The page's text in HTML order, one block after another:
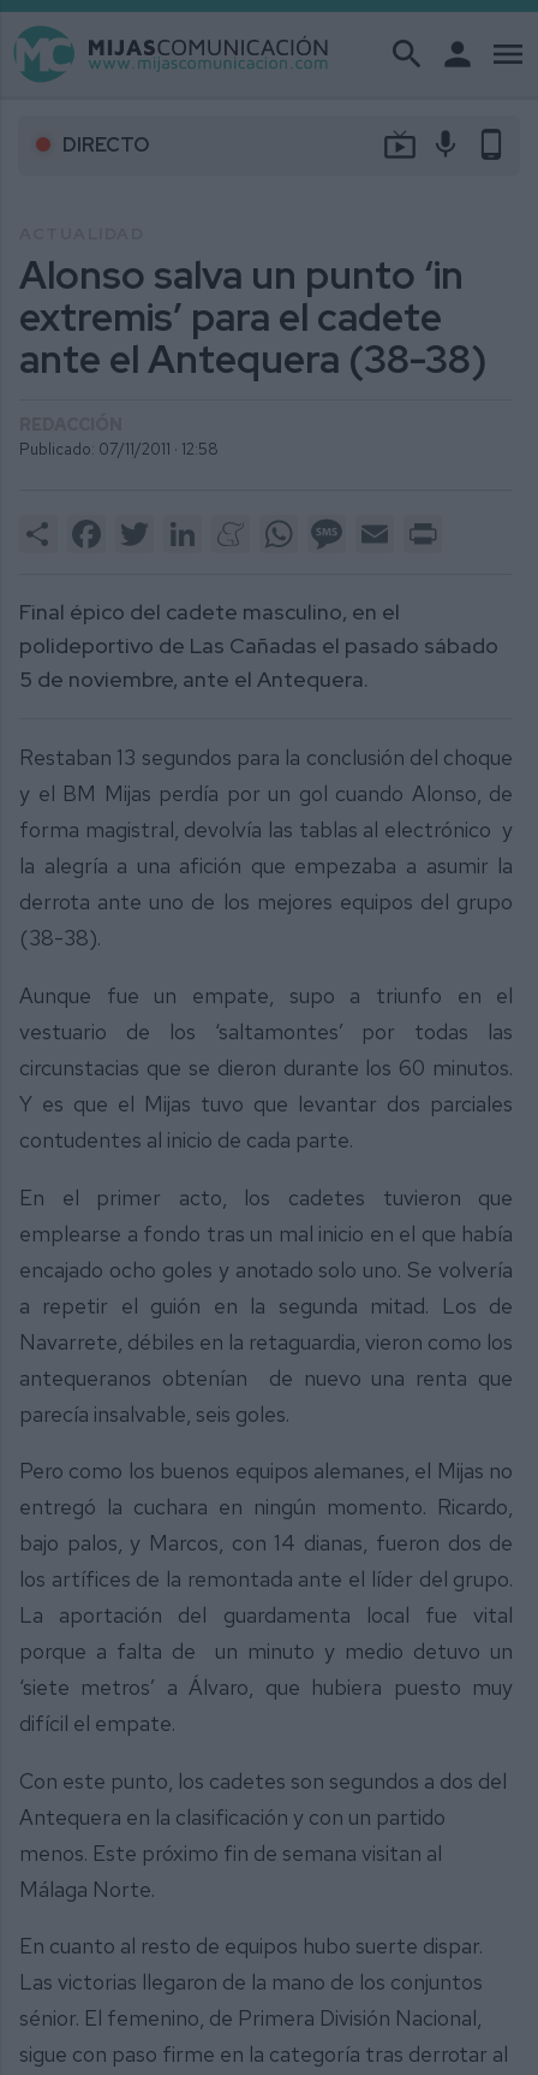
search person menu
DIRECTO live_tv mic phone_android
Alonso salva un punto ‘in
extremis’ para el cadete
ante el Antequera (38-38)
Publicado: 07/11/2011 · 12:58
Share FacebookTwitter LinkedInMeneameWhatsAppMessage
Email
Final épico del cadete masculino, en el
polideportivo de Las Cañadas el pasado sábado
5 de noviembre, ante el Antequera.
Restaban 13 segundos para la conclusión del choque
y el BM Mijas perdía por un gol cuando Alonso, de
forma magistral, devolvía las tablas al electrónico y
la alegría a una afición que empezaba a asumir la
derrota ante uno de los mejores equipos del grupo
(38-38).
Aunque fue un empate, supo a triunfo en el
vestuario de los ‘saltamontes’ por todas las
circunstacias que se dieron durante los 60 minutos.
Y es que el Mijas tuvo que levantar dos parciales
contudentes al inicio de cada parte.
En el primer acto, los cadetes tuvieron que
emplearse a fondo tras un mal inicio en el que había
encajado ocho goles y anotado solo uno. Se volvería
a repetir el guión en la segunda mitad. Los de
Navarrete, débiles en la retaguardia, vieron como los
antequeranos obtenían de nuevo una renta que
parecía insalvable, seis goles.
Pero como los buenos equipos alemanes, el Mijas no
entregó la cuchara en ningún momento. Ricardo,
bajo palos, y Marcos, con 14 dianas, fueron dos de
los artífices de la remontada ante el líder del grupo.
La aportación del guardamenta local fue vital
porque a falta de un minuto y medio detuvo un
‘siete metros’ a Álvaro, que hubiera puesto muy
difícil el empate.
Con este punto, los cadetes son segundos a dos del
Antequera en la clasificación y con un partido
menos. Este próximo fin de semana visitan al
Málaga Norte.
En cuanto al resto de equipos hubo suerte dispar.
Las victorias llegaron de la mano de los conjuntos
sénior. El femenino, de Primera División Nacional,
sigue con paso firme en la categoría tras derrotar al